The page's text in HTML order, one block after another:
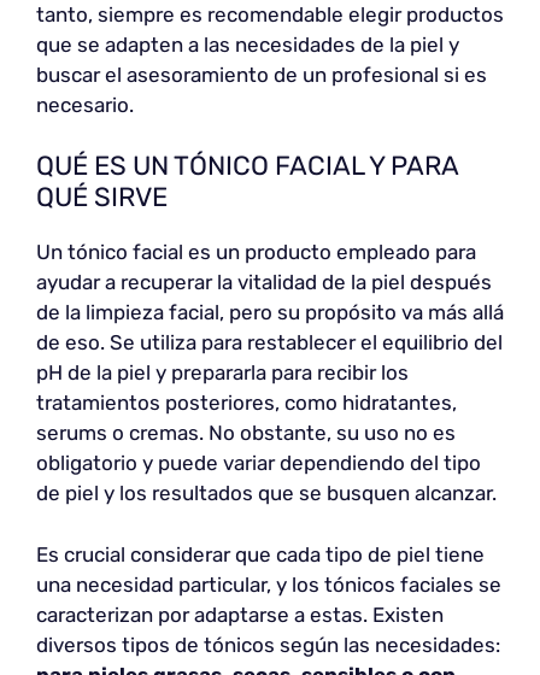
tanto, siempre es recomendable elegir productos
que se adapten a las necesidades de la piel y
buscar el asesoramiento de un profesional si es
necesario.
QUÉ ES UN TÓNICO FACIAL Y PARA
QUÉ SIRVE
Un tónico facial es un producto empleado para
ayudar a recuperar la vitalidad de la piel después
de la limpieza facial, pero su propósito va más allá
de eso. Se utiliza para restablecer el equilibrio del
pH de la piel y prepararla para recibir los
tratamientos posteriores, como hidratantes,
serums o cremas. No obstante, su uso no es
obligatorio y puede variar dependiendo del tipo
de piel y los resultados que se busquen alcanzar.
Es crucial considerar que cada tipo de piel tiene
una necesidad particular, y los tónicos faciales se
caracterizan por adaptarse a estas. Existen
diversos tipos de tónicos según las necesidades: